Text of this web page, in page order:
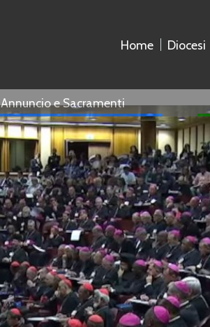
Home Diocesi
Annuncio e Sacramenti